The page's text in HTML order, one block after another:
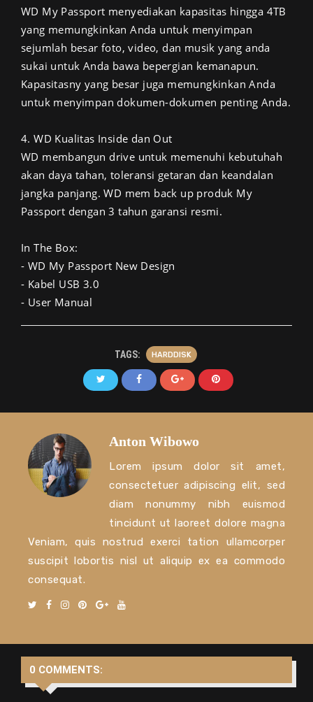
WD My Passport menyediakan kapasitas hingga 4TB
yang memungkinkan Anda untuk menyimpan
sejumlah besar foto, video, dan musik yang anda
sukai untuk Anda bawa bepergian kemanapun.
Kapasitasny yang besar juga memungkinkan Anda
untuk menyimpan dokumen-dokumen penting Anda.
4. WD Kualitas Inside dan Out
WD membangun drive untuk memenuhi kebutuhah
akan daya tahan, toleransi getaran dan keandalan
jangka panjang. WD mem back up produk My
Passport dengan 3 tahun garansi resmi.
In The Box:
- WD My Passport New Design
- Kabel USB 3.0
- User Manual
TAGS: HARDDISK
Anton Wibowo
Lorem ipsum dolor sit amet,
consectetuer adipiscing elit, sed
diam nonummy nibh euismod
tincidunt ut laoreet dolore magna
Veniam, quis nostrud exerci tation ullamcorper
suscipit lobortis nisl ut aliquip ex ea commodo
consequat.
0 COMMENTS: